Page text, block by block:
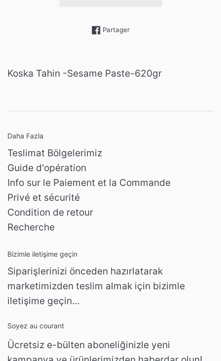
PartagerPartager sur Facebook
Koska Tahin -Sesame Paste-620gr
Daha Fazla
Teslimat Bölgelerimiz
Guide d'opération
Info sur le Paiement et la Commande
Privé et sécurité
Condition de retour
Recherche
Bizimle iletişime geçin
Siparişlerinizi önceden hazırlatarak
marketimizden teslim almak için bizimle
iletişime geçin...
Soyez au courant
Ücretsiz e-bülten aboneliğinizle yeni